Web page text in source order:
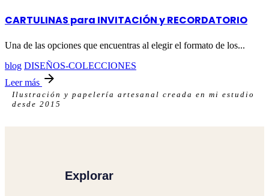
CARTULINAS para INVITACIÓN y RECORDATORIO
Una de las opciones que encuentras al elegir el formato de los...
blog DISEÑOS-COLECCIONES
Leer más
Ilustración y papelería artesanal creada en mi estudio
desde 2015
Explorar